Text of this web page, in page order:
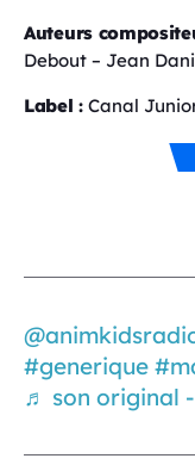
Auteurs
Debout – Jean
Label : Canal
#generique
♬ son original